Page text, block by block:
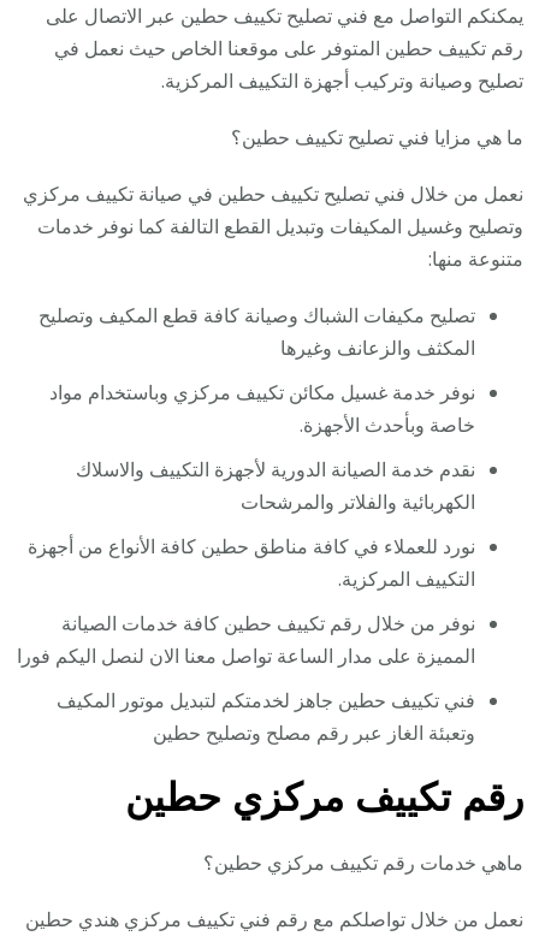
يمكنكم التواصل مع فني تصليح تكييف حطين عبر الاتصال على
رقم تكييف حطين المتوفر على موقعنا الخاص حيث نعمل في
تصليح وصيانة وتركيب أجهزة التكييف المركزية.
ما هي مزايا فني تصليح تكييف حطين؟
نعمل من خلال فني تصليح تكييف حطين في صيانة تكييف مركزي
وتصليح وغسيل المكيفات وتبديل القطع التالفة كما نوفر خدمات
متنوعة منها:
تصليح مكيفات الشباك وصيانة كافة قطع المكيف وتصليح
المكثف والزعانف وغيرها
نوفر خدمة غسيل مكائن تكييف مركزي وباستخدام مواد
خاصة وبأحدث الأجهزة.
نقدم خدمة الصيانة الدورية لأجهزة التكييف والاسلاك
الكهربائية والفلاتر والمرشحات
نورد للعملاء في كافة مناطق حطين كافة الأنواع من أجهزة
التكييف المركزية.
نوفر من خلال رقم تكييف حطين كافة خدمات الصيانة
المميزة على مدار الساعة تواصل معنا الان لنصل اليكم فورا
فني تكييف حطين جاهز لخدمتكم لتبديل موتور المكيف
وتعبئة الغاز عبر رقم مصلح وتصليح حطين
رقم تكييف مركزي حطين
ماهي خدمات رقم تكييف مركزي حطين؟
نعمل من خلال تواصلكم مع رقم فني تكييف مركزي هندي حطين